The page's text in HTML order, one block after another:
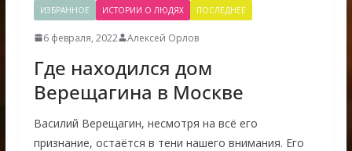
ИЗБРАННОЕ ИСТОРИИ О ЛЮДЯХ ПОСЛЕДНЕЕ
6 февраля, 2022 Алексей Орлов
Где находился дом
Верещагина в Москве
Василий Верещагин, несмотря на всё его
признание, остаётся в тени нашего внимания. Его